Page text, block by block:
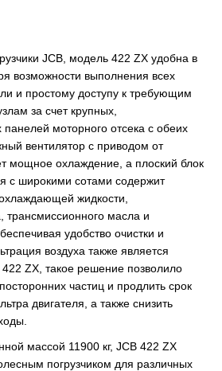
JCB, модель 422 ZX удобна в
возможности выполнения всех
и простому доступу к требующим
за счет крупных,
моторного отсека с обеих
вентилятор с приводом от
мощное охлаждение, а плоский блок
с широкими сотами содержит
жидкости,
трансмиссионного масла и
удобство очистки и
воздуха также является
ZX, такое решение позволило
частиц и продлить срок
двигателя, а также снизить
массой 11900 кг, JCB 422 ZX
погрузчиком для различных